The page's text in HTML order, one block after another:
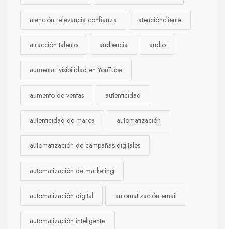
atención relevancia confianza atencióncliente
atracción talento audiencia audio
aumentar visibilidad en YouTube
aumento de ventas autenticidad
autenticidad de marca automatización
automatización de campañas digitales
automatización de marketing
automatización digital automatización email
automatización inteligente